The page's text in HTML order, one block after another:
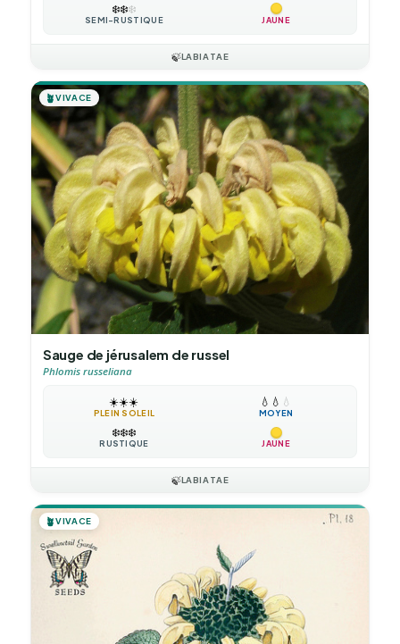
❄️❄️❄️
SEMI-RUSTIQUE JAUNE
🍃LABIATAE
🪴VIVACE
Sauge de jérusalem de russel
Phlomis russeliana
☀️☀️☀️
PLEIN SOLEIL
💧 💧 💧
MOYEN
❄️❄️❄️
RUSTIQUE JAUNE
🍃LABIATAE
🪴VIVACE